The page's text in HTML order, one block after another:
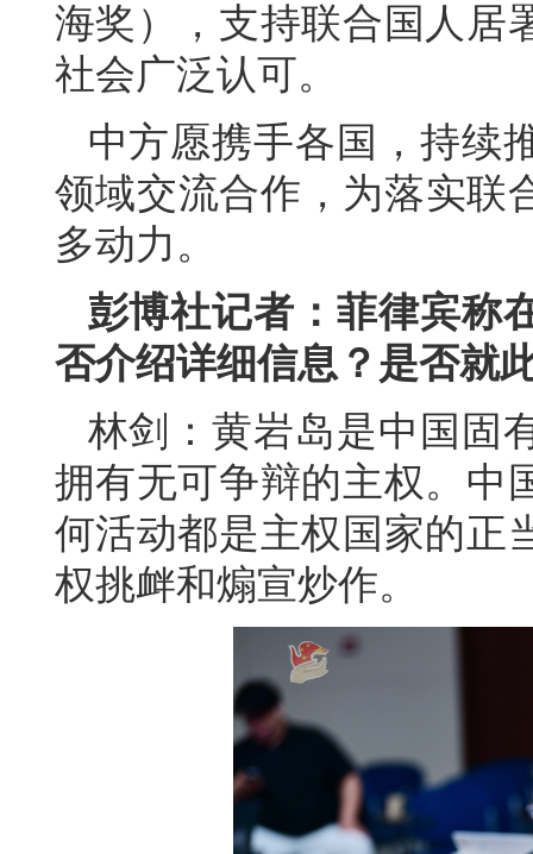
海奖），支持联合国人居
社会广泛认可。
中方愿携手各国，持续
领域交流合作，为落实联
多动力。
彭博社记者：菲律宾称
否介绍详细信息？是否就
林剑：黄岩岛是中国固
拥有无可争辩的主权。中
何活动都是主权国家的正
权挑衅和煽宣炒作。